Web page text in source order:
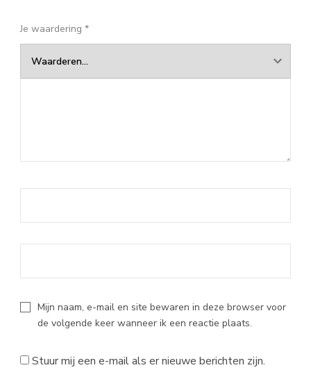
Je waardering *
Mijn naam, e-mail en site bewaren in deze browser voor
de volgende keer wanneer ik een reactie plaats.
Stuur mij een e-mail als er nieuwe berichten zijn.